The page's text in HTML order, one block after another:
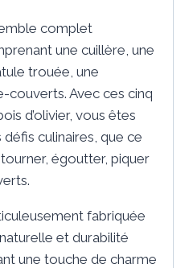
complet
une cuillère, une
trouée, une
Avec ces cinq
d’olivier, vous êtes
culinaires, que ce
égoutter, piquer
fabriquée
et durabilité
une touche de charme